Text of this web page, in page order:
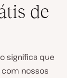
de
significa que
nossos